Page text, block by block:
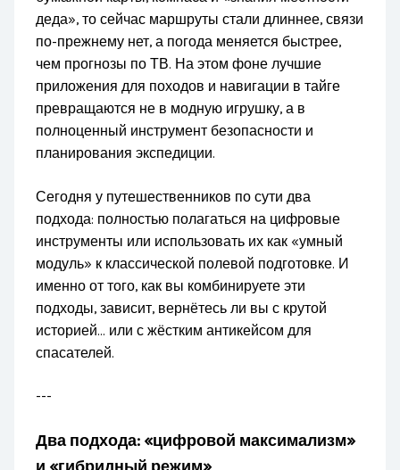
деда», то сейчас маршруты стали длиннее, связи
по-прежнему нет, а погода меняется быстрее,
чем прогнозы по ТВ. На этом фоне лучшие
приложения для походов и навигации в тайге
превращаются не в модную игрушку, а в
полноценный инструмент безопасности и
планирования экспедиции.
Сегодня у путешественников по сути два
подхода: полностью полагаться на цифровые
инструменты или использовать их как «умный
модуль» к классической полевой подготовке. И
именно от того, как вы комбинируете эти
подходы, зависит, вернётесь ли вы с крутой
историей… или с жёстким антикейсом для
спасателей.
---
Два подхода: «цифровой максимализм»